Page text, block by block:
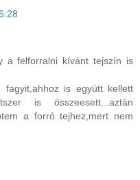
a felforralni kívánt tejszín is
fagyit,ahhoz is együtt kellett
is összeesett...aztán
a forró tejhez,mert nem